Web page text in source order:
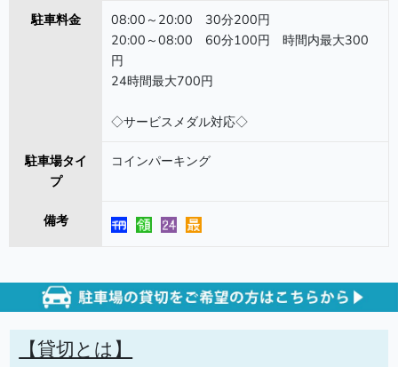
駐車料金
08:00～20:00 30分200円
20:00～08:00 60分100円 時間内最大300
円
24時間最大700円
◇サービスメダル対応◇
駐車場タイ
プ
コインパーキング
備考
【貸切とは】